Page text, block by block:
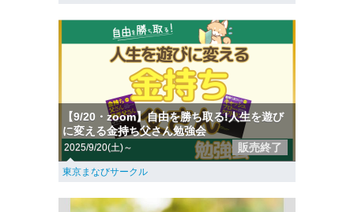
【9/20・zoom】自由を勝ち取る!人生を遊び
に変える金持ち父さん勉強会
2025/9/20(土)～ 販売終了
東京まなびサークル